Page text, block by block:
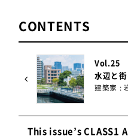
は非常に耐久性に優れ
言われるワイヤロープ
当社のみ。現在「タフ
製品展開を行っていま
する設計に大変苦労し
りを持って案件に向か
応えしたい一心で仕上
CONTENTS
Vol.25
水辺と
建築家 :
This issue’s CLASS1